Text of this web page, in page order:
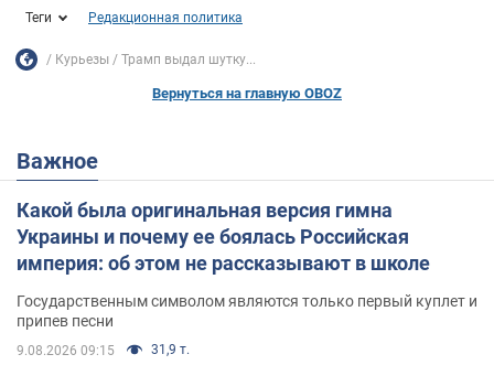
Теги Редакционная политика
Курьезы Трамп выдал шутку...
Вернуться на главную OBOZ
Важное
Какой была оригинальная версия гимна
Украины и почему ее боялась Российская
империя: об этом не рассказывают в школе
Государственным символом являются только первый куплет и
припев песни
9.08.2026 09:15 31,9 т.